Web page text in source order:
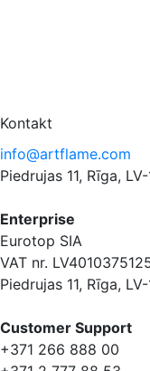
Kontakt
info@artflame.com
Piedrujas 11, Rīga,
Enterprise
Eurotop SIA
VAT nr.
Piedrujas 11, Rīga,
Сustomer Support
+371 266 888 00